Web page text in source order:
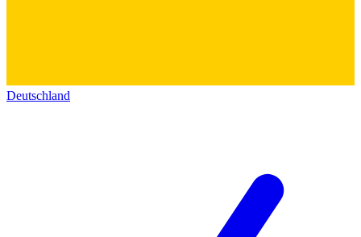
Deutschland